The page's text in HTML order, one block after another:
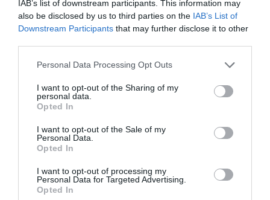
IAB’s list of downstream participants. This information may
also be disclosed by us to third parties on the IAB’s List of
Downstream Participants that may further disclose it to other
Please note that this website/app uses one or more Google
not limited to your visit or usage behaviour. You may click to
grant or deny consent to Google and its third-party tags to
use your data for below specified purposes in below Google
consent section.
Personal Data Processing Opt Outs
I want to opt-out of the Sharing of my
personal data.
Opted In
I want to opt-out of the Sale of my
Personal Data.
Opted In
I want to opt-out of processing my
Personal Data for Targeted Advertising.
Opted In
Διαβάστε όλες τιςτελευταίες ειδήσειςγια την
TAGS: ΕΙΔΗΣΕΙΣ ΕΙΔΗΣΕΙΣ ΣΗΜΕΡΑ
ΠΡΟΣΛΗΨΕΙΣ
ΥΠΟΥΡΓΕΙΑ
Ρίγη συγκίνησης στην Εύβοια! Η
Ιερά Μονή Οσίου Δαυΐδ έλαμψε
στη μεγάλη πανήγυρη της
08.08.2026 | 21:00